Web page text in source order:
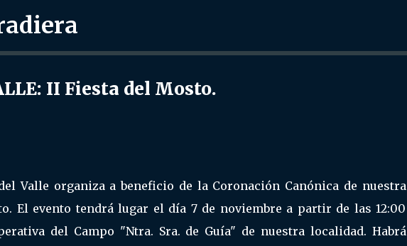
II Fiesta del Mosto.
Valle organiza a beneficio de la Coronación Canónica de nuestra
El evento tendrá lugar el día 7 de noviembre a partir de las 12:00
del Campo "Ntra. Sra. de Guía" de nuestra localidad. Habrá